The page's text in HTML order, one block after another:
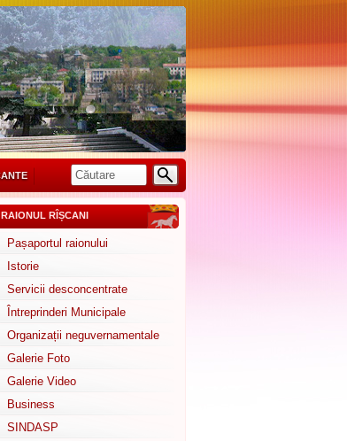
RAIONUL RÎȘCANI
Pașaportul raionului
Istorie
Servicii desconcentrate
Întreprinderi Municipale
Organizații neguvernamentale
Galerie Foto
Galerie Video
Business
SINDASP